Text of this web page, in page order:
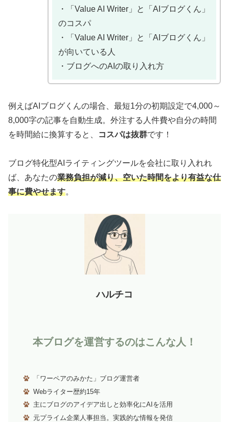
・「Value AI Writer」と「AIブログくん」
のコスパ
・「Value AI Writer」と「AIブログくん」
が向いている人
・ブログへのAIの取り入れ方
例えばAIブログくんの場合、最短1分の初期設定で4,000～
8,000字の記事を自動生成。外注する人件費や自分の時間
を時間給に換算すると、
コスパは抜群です！
ブログ特化型AIライティングツールを会社に取り入れれ
ば、あなたの業務負担が減り、空いた時間をより有益な仕
事に費やせます。
ハルチコ
本ブログを運営するのはこんな人！
「ワーペアのみかた」ブログ運営者
Webライター歴約15年
主にブログのアイデア出しと効率化にAIを活用
元プライム企業人事担当。実践的な情報を発信